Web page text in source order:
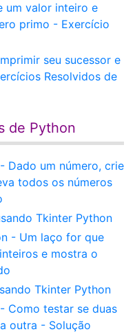
um valor inteiro e
primo - Exercício
seu sucessor e
Resolvidos de
de Python
Dado um número, crie
todos os números
Tkinter Python
- Um laço for que
e mostra o
Tkinter Python
Como testar se duas
outra - Solução